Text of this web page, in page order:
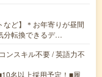
など】＊お年寄りが昼間
分転換できるデ…
ンスキル不要 / 英語力不
名以上採用予定！■履